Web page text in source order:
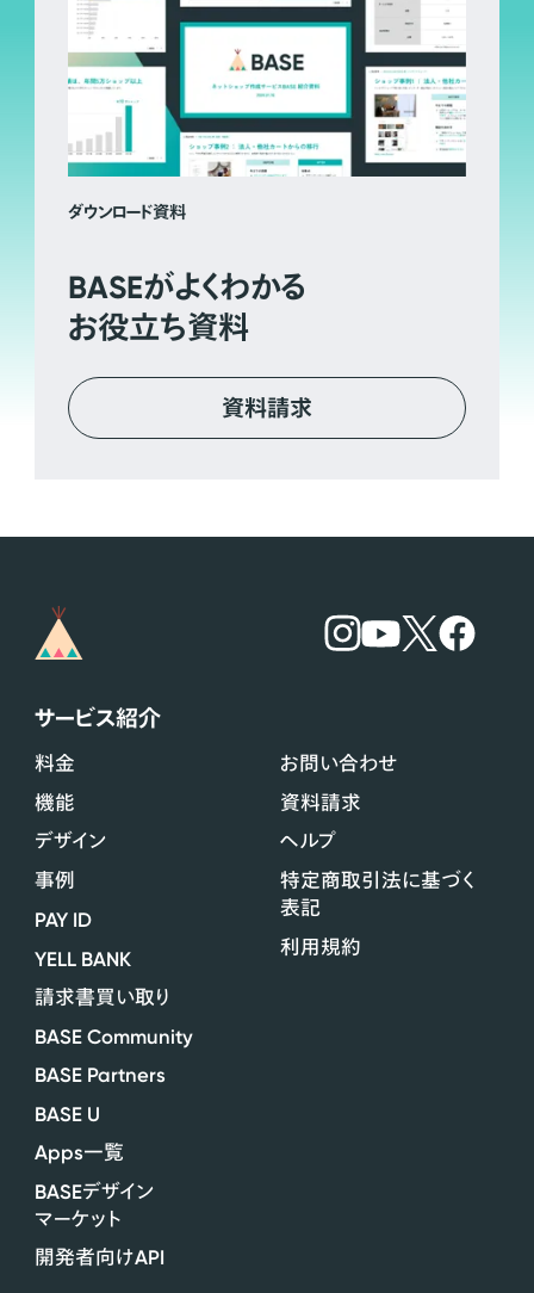
ダウンロード資料
BASEがよくわかる
お役立ち資料
資料請求
サービス紹介
料金
機能
デザイン
事例
PAY ID
YELL BANK
請求書買い取り
BASE Community
BASE Partners
BASE U
Apps一覧
BASEデザイン
マーケット
開発者向けAPI
お問い合わせ
資料請求
ヘルプ
特定商取引法に基づく
表記
利用規約